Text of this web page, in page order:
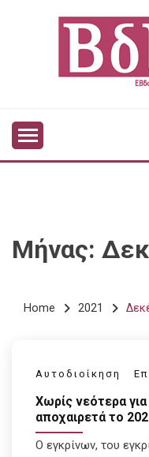
VDELLA
Μήνας:
Home 2021
Αυτοδιοίκηση
Χωρίς νεότερα
αποχαιρετά το
Ο εγκρίνων, του